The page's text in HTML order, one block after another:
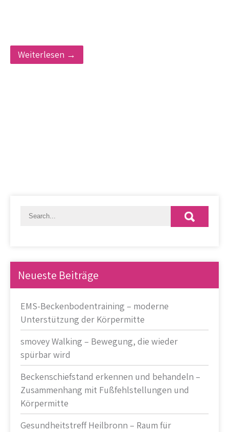
Weiterlesen →
Neueste Beiträge
EMS-Beckenbodentraining – moderne
Unterstützung der Körpermitte
smovey Walking – Bewegung, die wieder
spürbar wird
Beckenschiefstand erkennen und behandeln –
Zusammenhang mit Fußfehlstellungen und
Körpermitte
Gesundheitstreff Heilbronn – Raum für